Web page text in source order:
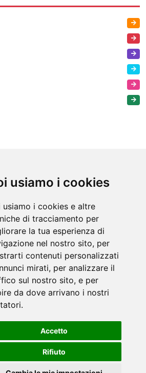
usiamo i cookies
usiamo i cookies e altre
di tracciamento per
la tua esperienza di
nel nostro sito, per
contenuti personalizzati
mirati, per analizzare il
sul nostro sito, e per
da dove arrivano i nostri
Accetto
Rifiuto
tutti i diritti riservati. Powered by
sui Cookies